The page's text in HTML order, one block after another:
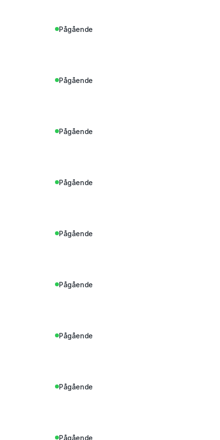
Pågående
Pågående
Pågående
Pågående
Pågående
Pågående
Pågående
Pågående
Pågående